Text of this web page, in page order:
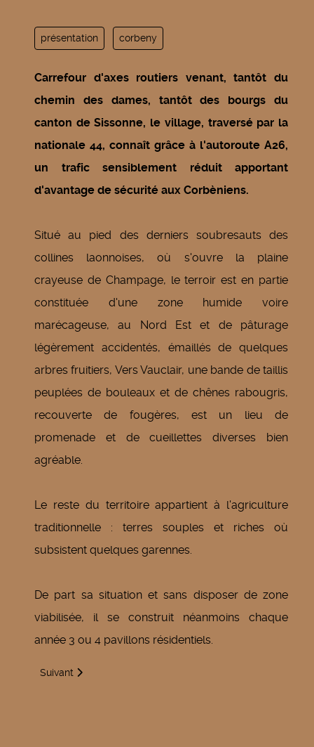
présentation corbeny
Carrefour d'axes routiers venant, tantôt du
chemin des dames, tantôt des bourgs du
canton de Sissonne, le village, traversé par la
nationale 44, connaît grâce à l'autoroute A26,
un trafic sensiblement réduit apportant
d'avantage de sécurité aux Corbèniens.
Situé au pied des derniers soubresauts des
collines laonnoises, où s'ouvre la plaine
crayeuse de Champage, le terroir est en partie
constituée d'une zone humide voire
marécageuse, au Nord Est et de pâturage
légèrement accidentés, émaillés de quelques
arbres fruitiers, Vers Vauclair, une bande de taillis
peuplées de bouleaux et de chênes rabougris,
recouverte de fougères, est un lieu de
promenade et de cueillettes diverses bien
agréable.
Le reste du territoire appartient à l'agriculture
traditionnelle : terres souples et riches où
subsistent quelques garennes.
De part sa situation et sans disposer de zone
viabilisée, il se construit néanmoins chaque
année 3 ou 4 pavillons résidentiels.
Article suivant : Le patrimoine
Suivant